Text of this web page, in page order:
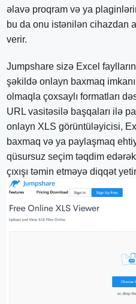
əlavə proqram və ya
bu da onu istənilən cihazdan
verir.
Jumpshare sizə Excel
şəkildə onlayn baxmaq
olmaqla çoxsaylı formatları
URL vasitəsilə başqaları ilə
onlayn XLS görüntüləyicisi,
baxmaq və ya paylaşmaq
qüsursuz seçim təqdim
çıxışı təmin etməyə diqqət